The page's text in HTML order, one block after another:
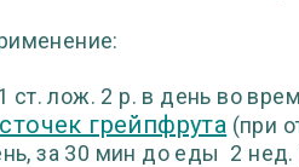
ст. лож. 2 р. в день во
грейпфрута (при
за 30 мин до еды 2 нед.